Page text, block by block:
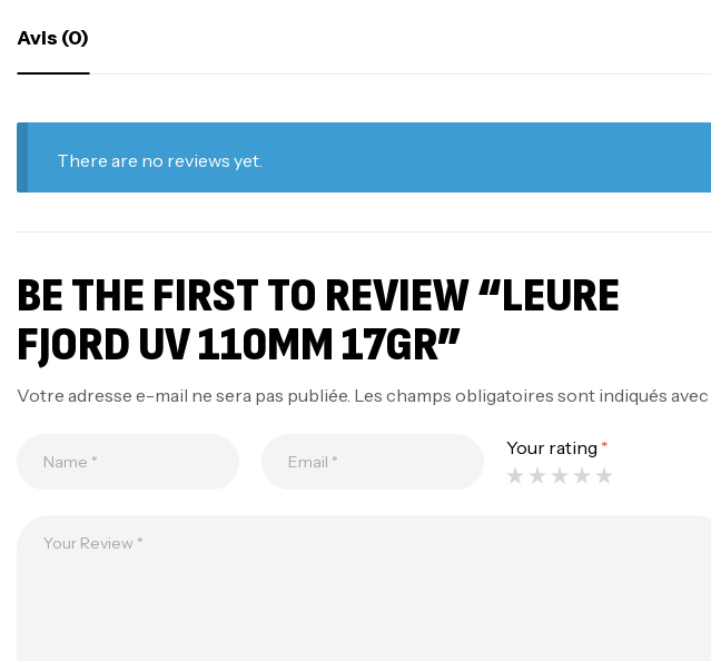
Avis (0)
There are no reviews yet.
BE THE FIRST TO REVIEW “LEURE
FJORD UV 110MM 17GR”
Votre adresse e-mail ne sera pas publiée. Les champs obligatoires sont indiqués avec
Your rating *